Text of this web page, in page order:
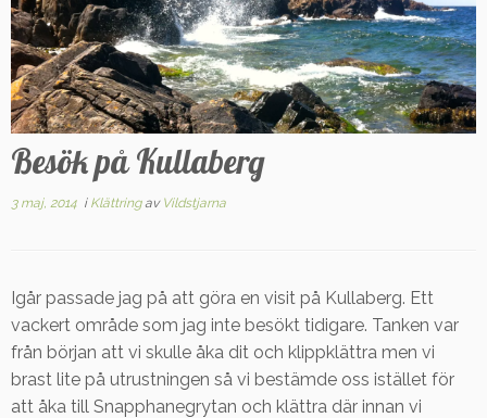
Besök på Kullaberg
3 maj, 2014 i Klättringav Vildstjarna
Igår passade jag på att göra en visit på Kullaberg. Ett
vackert område som jag inte besökt tidigare. Tanken var
från början att vi skulle åka dit och klippklättra men vi
brast lite på utrustningen så vi bestämde oss istället för
att åka till Snapphanegrytan och klättra där innan vi